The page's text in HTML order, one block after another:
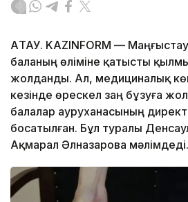
АҚТАУ. KAZINFORM —
баланың өліміне қатысты
жолданды. Ал, медициналық
кезінде өрескел заң бұзуға
балалар ауруханасының
босатылған. Бұл туралы
Ақмарал Әлназарова мәлімдеді.